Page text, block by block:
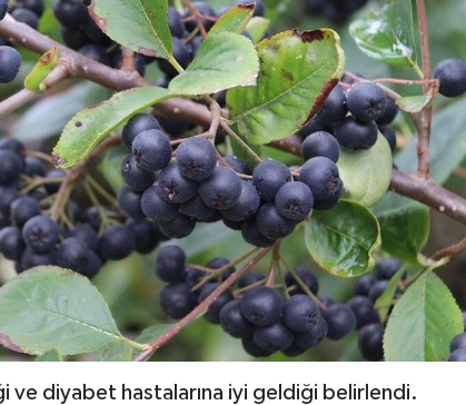
ve diyabet hastalarına iyi geldiği belirlendi.